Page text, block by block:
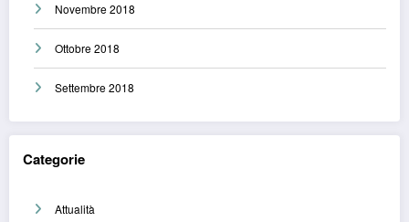
Novembre 2018
Ottobre 2018
Settembre 2018
Categorie
Attualità